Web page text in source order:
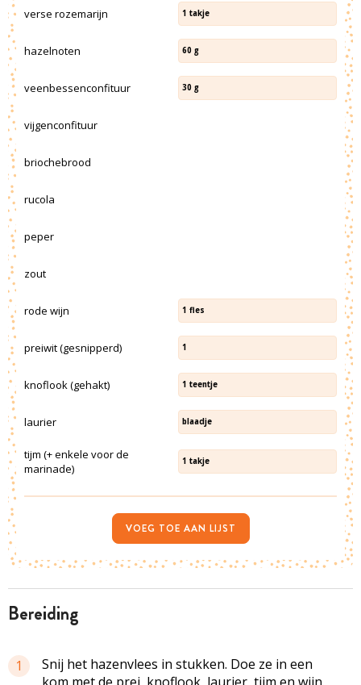
bereiding
1
Snij het hazenvlees in stukken. Doe ze in een
kom met de prei, knoflook, laurier, tijm en wijn.
verse rozemarijn 1 takje
hazelnoten 60 g
veenbessenconfituur 30 g
vijgenconfituur
briochebrood
rucola
peper
zout
rode wijn 1 fles
preiwit (gesnipperd) 1
knoflook (gehakt) 1 teentje
laurier blaadje
tijm (+ enkele voor de
marinade)
1 takje
VOEG TOE AAN LIJST